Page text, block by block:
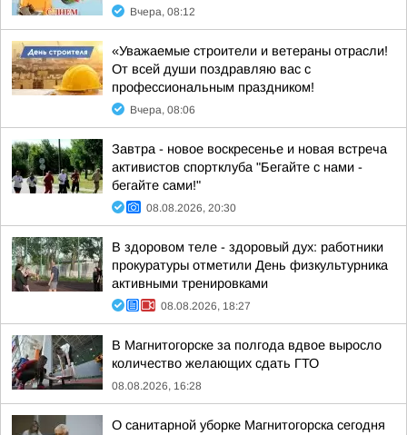
Вчера, 08:12
«Уважаемые строители и ветераны отрасли!
От всей души поздравляю вас с
профессиональным праздником!
Вчера, 08:06
Завтра - новое воскресенье и новая встреча
активистов спортклуба "Бегайте с нами -
бегайте сами!"
08.08.2026, 20:30
В здоровом теле - здоровый дух: работники
прокуратуры отметили День физкультурника
активными тренировками
08.08.2026, 18:27
В Магнитогорске за полгода вдвое выросло
количество желающих сдать ГТО
08.08.2026, 16:28
О санитарной уборке Магнитогорска сегодня